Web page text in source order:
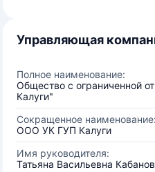
Управляющая
Полное наименование:
Общество с ограниченной
Калуги"
Сокращенное наименование:
ООО УК ГУП Калуги
Имя руководителя:
Татьяна Васильевна